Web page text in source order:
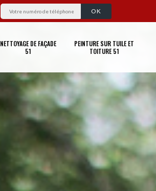
NETTOYAGE DE FAÇADE
51
PEINTURE SUR TUILE ET
TOITURE 51